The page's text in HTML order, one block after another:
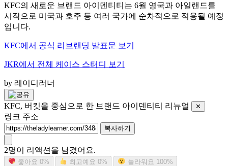
KFC의 새로운 브랜드 아이덴티티는 6월 영국과 아일랜드를
시작으로 미국과 호주 등 여러 국가에 순차적으로 적용될 예정
입니다.
KFC에서 공식 리브랜딩 발표문 보기
JKR에서 전체 케이스 스터디 보기
by 레이디러너
KFC, 버킷을 중심으로 한 브랜드 아이덴티티 리뉴얼 ✕
링크 주소
복사하기
2명이 리액션을 남겼어요.
좋아요 0% 최고예요 0% 놀라워요 100%